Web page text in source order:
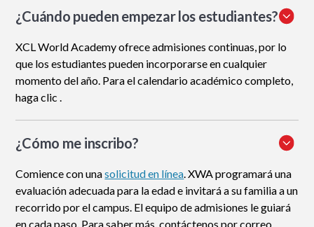
¿Cuándo pueden empezar los estudiantes?
XCL World Academy ofrece admisiones continuas, por lo
que los estudiantes pueden incorporarse en cualquier
momento del año. Para el calendario académico completo,
haga clic .
¿Cómo me inscribo?
Comience con unasolicitud en línea . XWA programará una
evaluación adecuada para la edad e invitará a su familia a un
recorrido por el campus. El equipo de admisiones le guiará
en cada paso. Para saber más, contáctenos por correo